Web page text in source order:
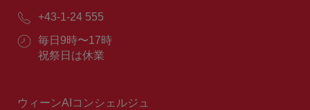
ー
ル：
電
番
号：
+43-1-24 555
営
業
毎日9時〜17時
祝祭日は休業
ウィーンAIコンシェルジュ